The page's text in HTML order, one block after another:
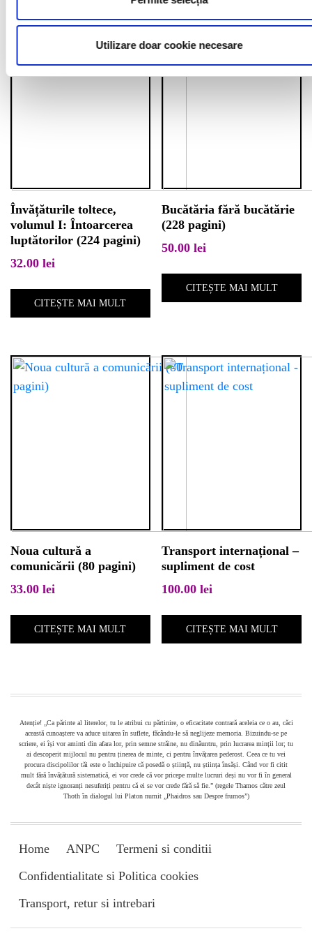
Utilizare doar cookie necesare
Învățăturile toltece,
volumul I: Întoarcerea
luptătorilor (224 pagini)
32.00 lei
CITEȘTE MAI MULT
Bucătăria fără bucătărie
(228 pagini)
50.00lei
CITEȘTE MAI MULT
Noua cultură a
comunicării (80 pagini)
33.00 lei
CITEȘTE MAI MULT
Transport internațional –
supliment de cost
100.00lei
CITEȘTE MAI MULT
Atenție! „Ca părinte al literelor, tu le atribui cu părtinire, o eficacitate contrară aceleia ce o au, căci
această cunoaștere va aduce uitarea în suflete, făcându-le să neglijeze memoria. Bizuindu-se pe
scriere, ei își vor aminti din afara lor, prin semne străine, nu dinăuntru, prin lucrarea minții lor; tu
ai descoperit mijlocul nu pentru ținerea de minte, ci pentru învățarea pederost. Ceea ce tu vei
procura discipolilor tăi este o închipuire că posedă o știință, nu știința însăși. Când vor fi citit
mult fără învățătură sistematică, ei vor crede că vor pricepe multe lucruri deși nu vor fi în general
decât niște ignoranți nesuferiți pentru că ei se vor crede fără să fie.” (regele Thamos către zeul
Thoth în dialogul lui Platon numit „Phaidros sau Despre frumos”)
Home ANPC
Termeni si conditii
Confidentialitate si Politica cookies
Transport, retur si intrebari